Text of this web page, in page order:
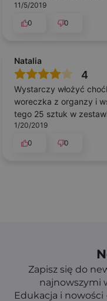
11/5/2019
0
0
Natalia
4
Wystarczy włożyć
woreczka z organzy i
tego 25 sztuk w
1/20/2019
0
0
Zapisz się do
najnowszymi
Edukacja i nowości